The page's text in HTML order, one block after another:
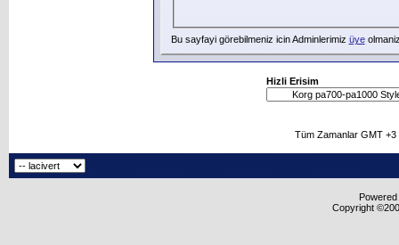
Bu sayfayi görebilmeniz icin Adminlerimiz üye
Hizli Erisim
Tüm Zamanlar GMT
Copyright